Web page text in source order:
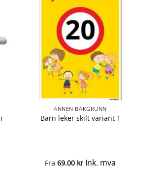
ANNEN BAKGRUNN
Barn leker skilt variant 1
Fra 69.00 kr Ink. mva